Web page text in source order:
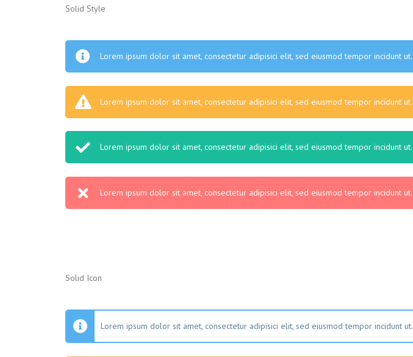
Solid Style
Lorem ipsum dolor sit amet, consectetur adipisici elit, sed eiusmod tempor incidunt ut.
Lorem ipsum dolor sit amet, consectetur adipisici elit, sed eiusmod tempor incidunt ut.
Lorem ipsum dolor sit amet, consectetur adipisici elit, sed eiusmod tempor incidunt ut.
Lorem ipsum dolor sit amet, consectetur adipisici elit, sed eiusmod tempor incidunt ut.
Solid Icon
Lorem ipsum dolor sit amet, consectetur adipisici elit, sed eiusmod tempor incidunt ut.